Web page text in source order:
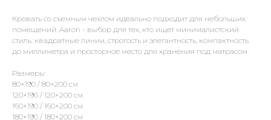
Кровать со съемным чехлом идеально подходит для небольших
помещений. Aaron - выбор для тех, кто ищет минималистский
стиль: квадратные линии, строгость и элегантность, компактность
до миллиметра и просторное место для хранения под матрасом.
Размеры:
80×190 / 80×200 см
120×190 / 120×200 см
160×190 / 160×200 см
180×190 / 180×200 см